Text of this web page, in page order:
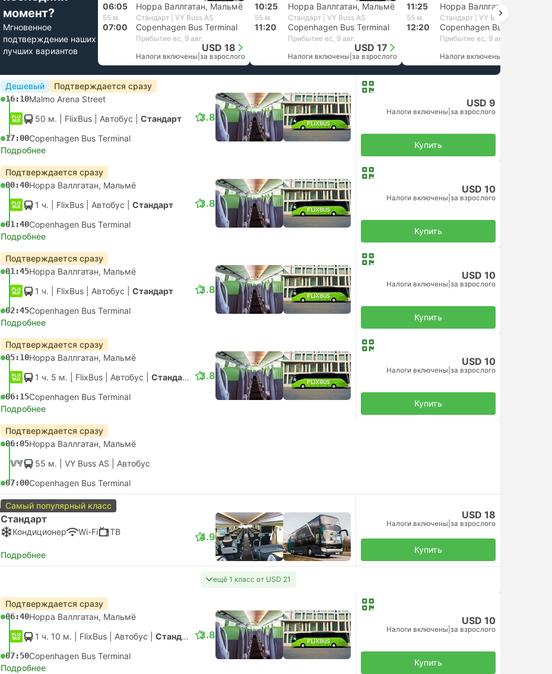
момент?
Мгновенное
подтверждение наших
лучших вариантов
06:05 Норра Валлгатан, Мальмё
55 м. Стандарт | VY Buss AS
07:00 Copenhagen Bus Terminal
Прибытие вс, 9 авг.
USD 18
Налоги включены за взрослого
10:25 Норра Валлгатан, Мальмё
55 м. Стандарт | VY Buss AS
11:20 Copenhagen Bus Terminal
Прибытие вс, 9 авг.
USD 17
Налоги включены за взрослого
11:25 Норра Валлгатан, Мальмё
55 м. Стандарт | VY Buss AS
12:20 Copenhagen Bus Terminal
Прибытие вс, 9 авг.
Налоги включены
Дешевый Подтверждается сразу
16:10Malmo Arena Street
50 м. | FlixBus Автобус Стандарт
17:00Copenhagen Bus Terminal
3.8
Подробнее
USD 9
Налоги включены за взрослого
Купить
Подтверждается сразу
00:40Норра Валлгатан, Мальмё
1 ч. | FlixBus Автобус Стандарт
01:40Copenhagen Bus Terminal
3.8
Подробнее
USD 10
Налоги включены за взрослого
Купить
Подтверждается сразу
01:45Норра Валлгатан, Мальмё
1 ч. | FlixBus Автобус Стандарт
02:45Copenhagen Bus Terminal
3.8
Подробнее
USD 10
Налоги включены за взрослого
Купить
Подтверждается сразу
05:10Норра Валлгатан, Мальмё
1 ч. 5 м. | FlixBus Автобус Стандарт
06:15Copenhagen Bus Terminal
3.8
Подробнее
USD 10
Налоги включены за взрослого
Купить
Подтверждается сразу
06:05Норра Валлгатан, Мальмё
55 м. | VY Buss AS Автобус
07:00Copenhagen Bus Terminal
Самый популярный класс
Стандарт
Кондиционер Wi-Fi ТВ
Подробнее
4.9
USD 18
Налоги включены за взрослого
Купить
ещё 1 класс от USD 21
Подтверждается сразу
06:40Норра Валлгатан, Мальмё
1 ч. 10 м. | FlixBus Автобус Стандарт
07:50Copenhagen Bus Terminal
3.8
Подробнее
USD 10
Налоги включены за взрослого
Купить